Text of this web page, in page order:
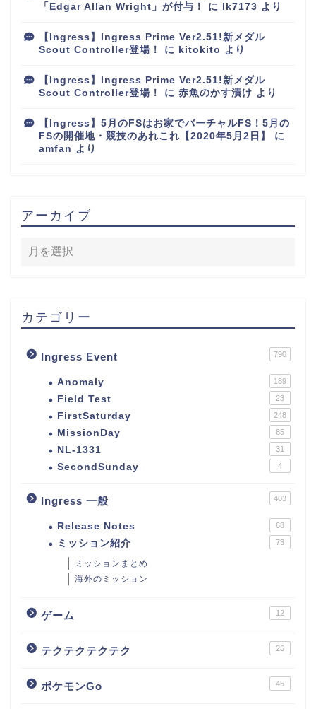
「Edgar Allan Wright」が付与！
に lk7173 より
【Ingress】Ingress Prime Ver2.51!新メダル
Scout Controller登場！
に kitokito より
【Ingress】Ingress Prime Ver2.51!新メダル
Scout Controller登場！
に 赤魚のかす漬け より
【Ingress】5月のFSはお家でバーチャルFS！5月の
FSの開催地・競技のあれこれ【2020年5月2日】
に
amfan より
アーカイブ
カテゴリー
Ingress Event 790
Anomaly 189
Field Test 23
FirstSaturday 248
MissionDay 85
NL-1331 31
SecondSunday 4
Ingress 一般 403
Release Notes 68
ミッション紹介 73
ミッションまとめ
海外のミッション
ゲーム 12
テクテクテクテク 26
ポケモンGo 45